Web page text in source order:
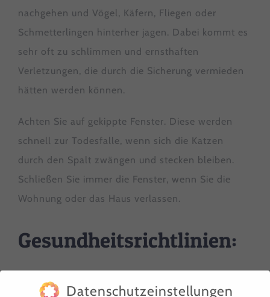
nachgehen und Vögel, Käfern, Fliegen oder
Schmetterlingen hinterher jagen. Dabei kommt es
sehr oft zu schlimmen und ernsthaften
Verletzungen, die durch die Sicherung vermieden
hätten werden können.
Achten Sie auf gekippte Fenster. Diese werden
schnell zur Todesfalle, wenn sich die Katzen
durch den Spalt zwängen und stecken bleiben.
Schließen Sie immer die Fenster, wenn Sie die
Wohnung oder das Haus verlassen.
Gesundheitsrichtlinien:
Wir vergeben nur Katzen, die geimpft, gechipt und
Datenschutzeinstellungen